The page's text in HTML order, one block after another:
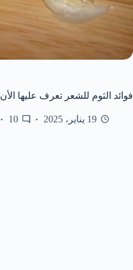
فوائد الثوم للشعر تعرف عليها الأن
19 يناير، 2025 10